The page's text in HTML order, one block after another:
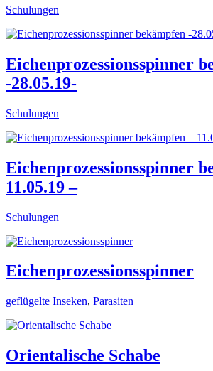
Schulungen
Eichenprozessionsspinner
-28.05.19-
Schulungen
Eichenprozessionsspinner
11.05.19 –
Schulungen
Eichenprozessionsspinner
geflügelte Inseken, Parasiten
Orientalische Schabe